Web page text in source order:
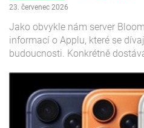
23. červenec 2026
Jako obvykle nám server
informací o Applu, které se
budoucnosti. Konkrétně